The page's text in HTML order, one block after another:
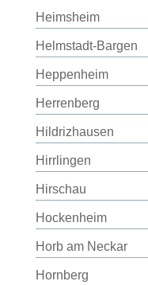
Heimsheim
Helmstadt-Bargen
Heppenheim
Herrenberg
Hildrizhausen
Hirrlingen
Hirschau
Hockenheim
Horb am Neckar
Hornberg